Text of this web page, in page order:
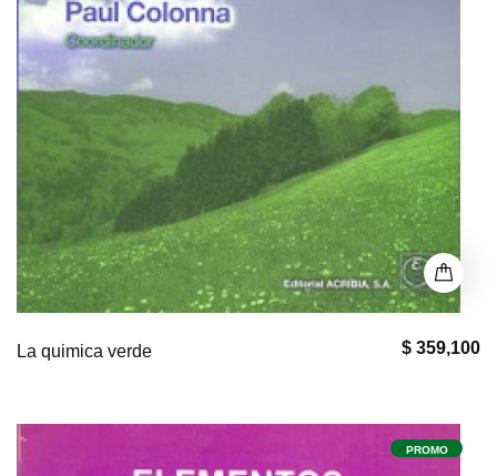
$ 359,100
La quimica verde
PROMO